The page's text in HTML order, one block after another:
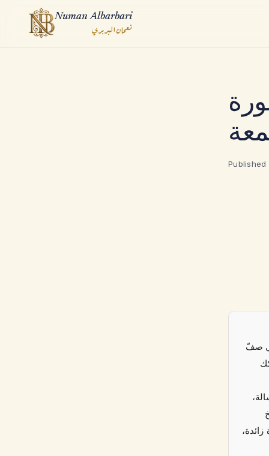
Numan Albarbari
نعمان البربري
Published
صفّ